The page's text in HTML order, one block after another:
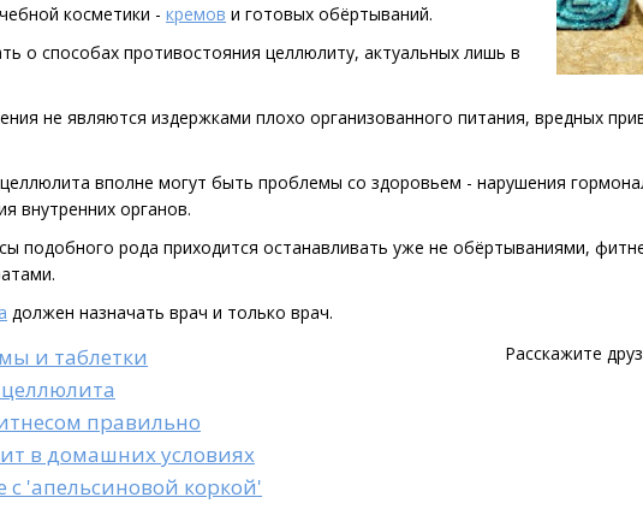
косметики - кремов и готовых обёртываний.
о способах противостояния целлюлиту, актуальных лишь в
не являются издержками плохо организованного питания, вредных
вполне могут быть проблемы со здоровьем - нарушения
внутренних органов.
подобного рода приходится останавливать уже не обёртываниями,
должен назначать врач и только врач.
и таблетки
правильно
в домашних условиях
с 'апельсиновой коркой'
Расскажите